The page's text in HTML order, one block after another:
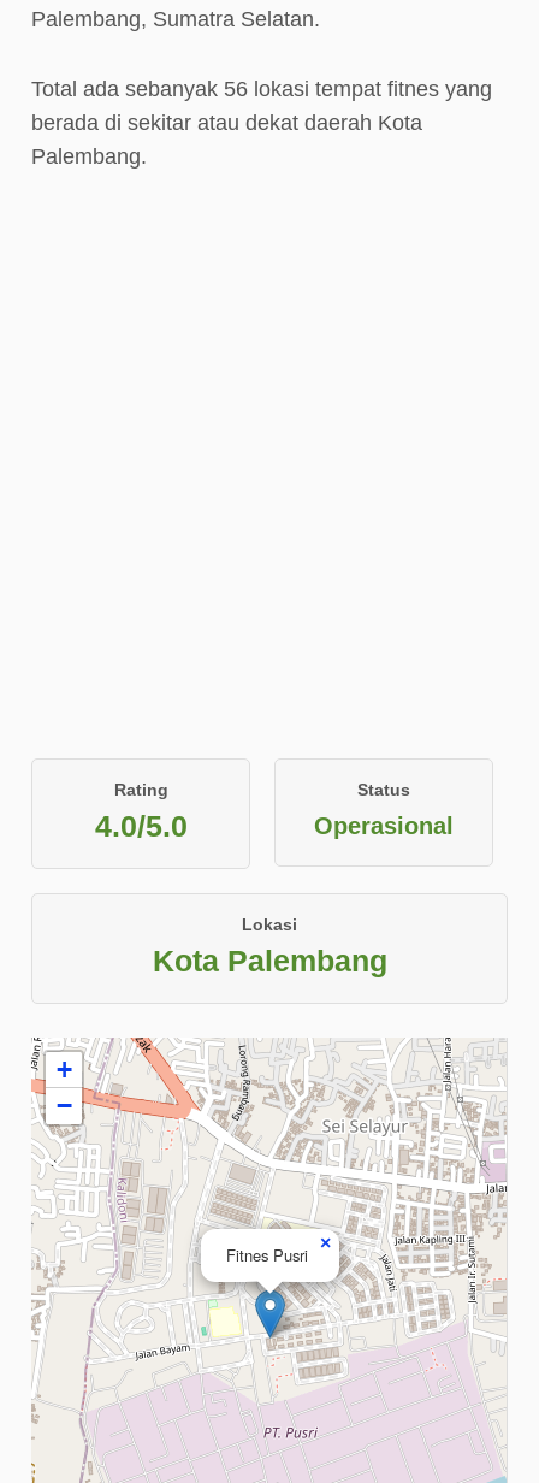
Palembang, Sumatra Selatan.
Total ada sebanyak 56 lokasi tempat fitnes yang
berada di sekitar atau dekat daerah Kota
Palembang.
Rating
4.0/5.0
Status
Operasional
Lokasi
Kota Palembang
Fitnes Pusri
×
+
−